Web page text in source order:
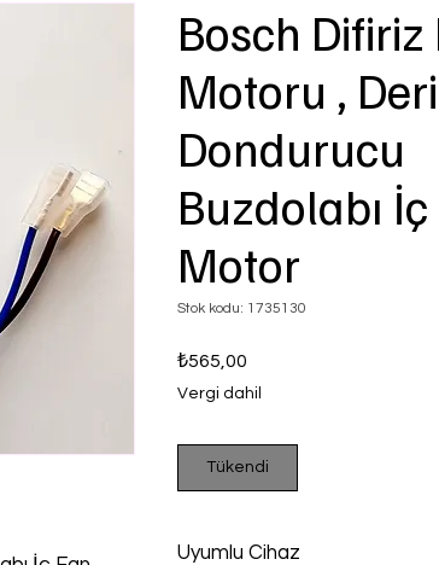
Bosch Difiriz
Motoru ,
Dondurucu
Buzdolabı İç
Motor
Stok kodu: 1735130
₺565,00
Vergi dahil
Tükendi
Uyumlu Cihaz